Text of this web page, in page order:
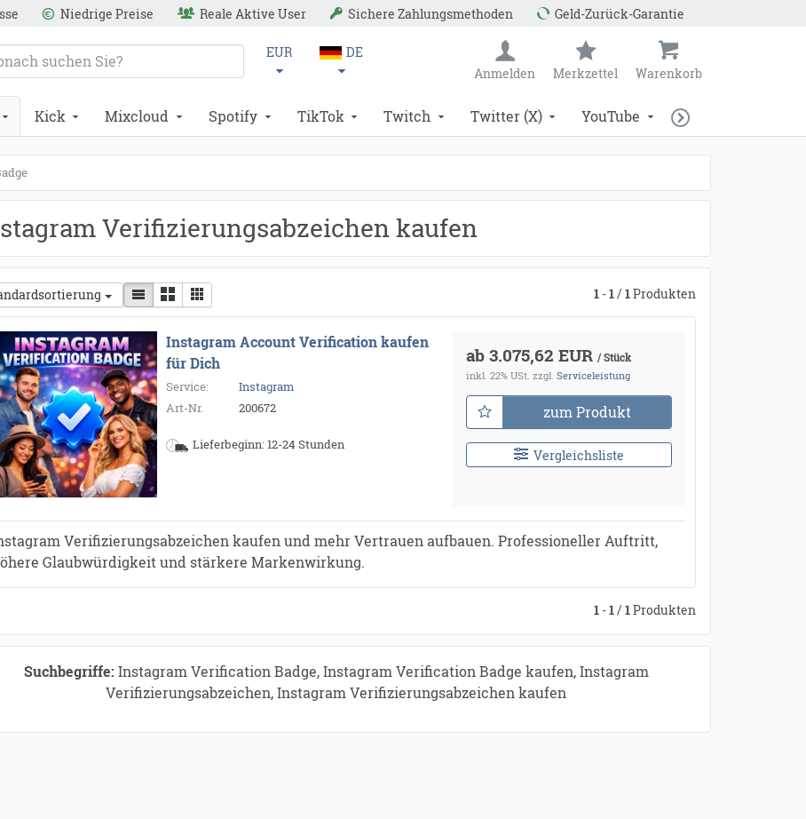
Niedrige Preise Reale Aktive User Sichere Zahlungsmethoden
Geld-Zurück-Garantie
EUR
DE
Anmelden
Merkzettel Warenkorb
Kick Mixcloud Spotify TikTok Twitch Twitter (X) YouTube
Verifizierungsabzeichen kaufen
1-1/ 1Produkten
Instagram Account Verification kaufen
für Dich
Service:
Instagram
Art-Nr.
200672
Lieferbeginn: 12-24 Stunden
ab 3.075,62 EUR / Stück
inkl. 22% USt. zzgl. Serviceleistung
zum Produkt
Vergleichsliste
Verifizierungsabzeichen kaufen und mehr Vertrauen aufbauen. Professioneller Auftritt,
Glaubwürdigkeit und stärkere Markenwirkung.
1-1/ 1Produkten
Suchbegriffe: Instagram Verification Badge, Instagram Verification Badge kaufen, Instagram
Verifizierungsabzeichen, Instagram Verifizierungsabzeichen kaufen